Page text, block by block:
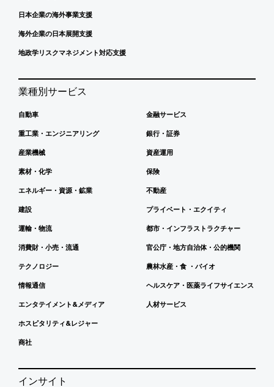
日本企業の海外事業支援
海外企業の日本展開支援
地政学リスクマネジメント対応支援
業種別サービス
自動車
重工業・エンジニアリング
産業機械
素材・化学
エネルギー・資源・鉱業
建設
運輸・物流
消費財・小売・流通
テクノロジー
情報通信
エンタテイメント&メディア
ホスピタリティ&レジャー
商社
金融サービス
銀行・証券
資産運用
保険
不動産
プライベート・エクイティ
都市・インフラストラクチャー
官公庁・地方自治体・公的機関
農林水産・食 ・バイオ
ヘルスケア・医薬ライフサイエンス
人材サービス
インサイト